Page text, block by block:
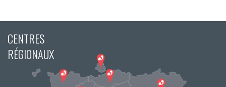
CENTRES
RÉGIONAUX